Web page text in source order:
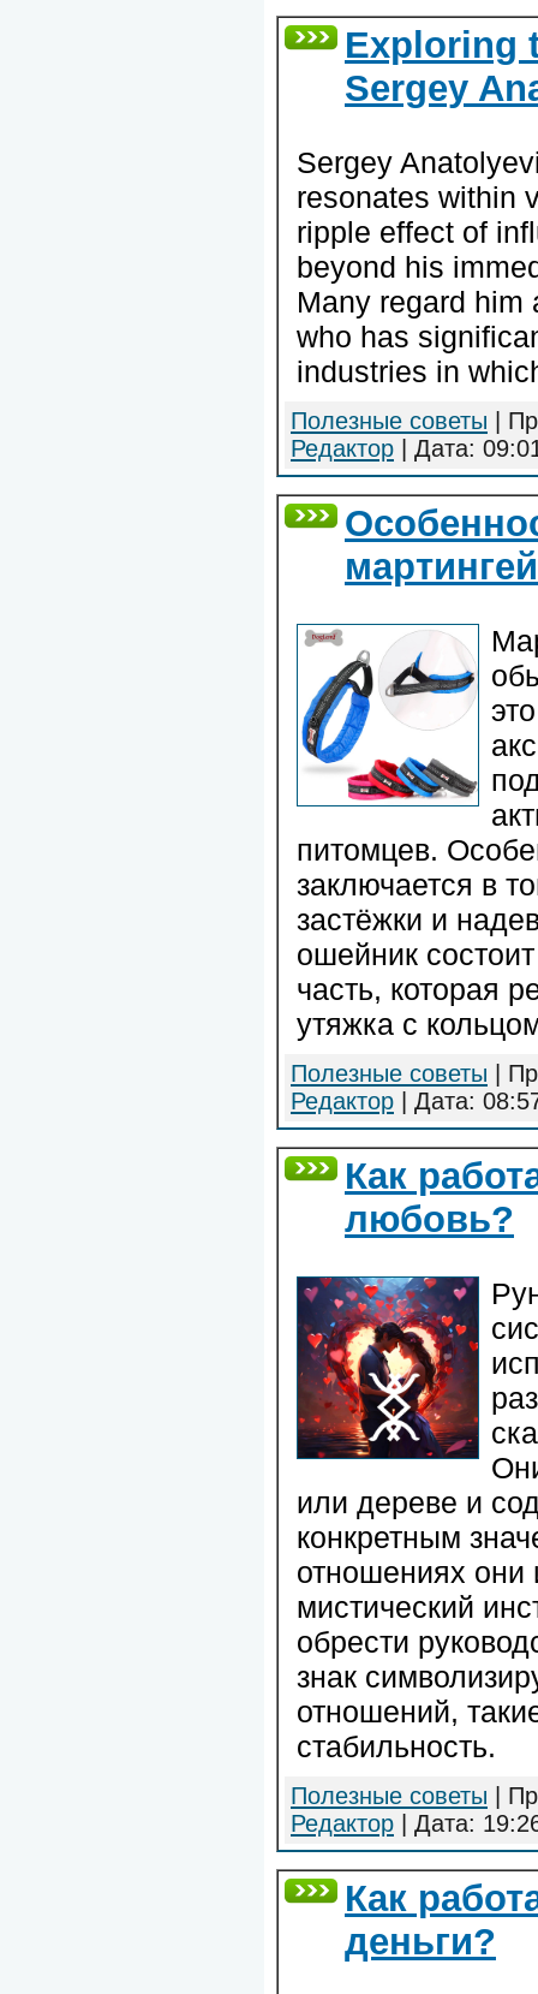
Exploring
Sergey
Sergey
resonates within
ripple effect of
beyond his
Many regard him
who has
industries in
Полезные советы |
Редактор | Дата:
питомцев.
заключается в
застёжки и
ошейник
часть, которая
утяжка с
Полезные советы |
Редактор | Дата:
Как
любовь?
или дереве и
конкретным
отношениях они
мистический
обрести
знак
отношений,
стабильность.
Полезные советы |
Редактор | Дата:
Как
деньги?